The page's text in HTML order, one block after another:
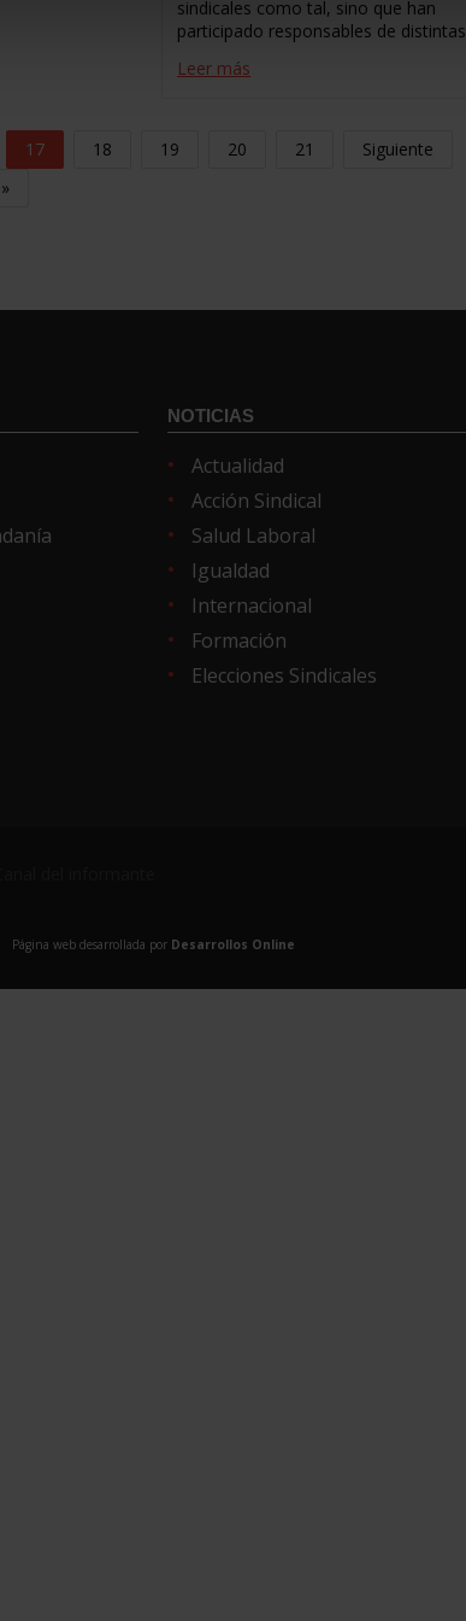
sindicales como tal, sino que han
participado responsables de distintas
Leer más
17 18 19 20 21
Siguiente
NOTICIAS
Actualidad
Acción Sindical
Salud Laboral
Igualdad
Internacional
Formación
Elecciones Sindicales
Página web desarrollada por Desarrollos Online